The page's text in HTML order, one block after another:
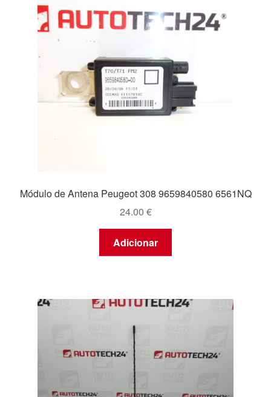
Módulo de Antena Peugeot 308 9659840580 6561NQ
24.00 €
Adicionar